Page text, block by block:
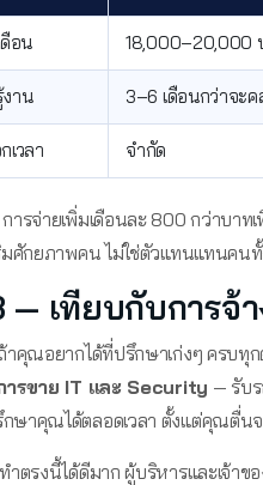
อน 18,000–20,000
งาน 3–6 เดือนกว่าจะค
เวลา จำกัด
ารจ่ายเพิ่มเดือนละ 800 กว่าบา
มศักยภาพคน ไม่ใช่ตัวแทนแทนคนทั้
— เทียบกับการจ้
าคุณอยากได้ที่ปรึกษาเก่งๆ ครบทุ
ารขาย IT และ Security — รับ
กษาคุณได้ตลอดเวลา ตั้งแต่คุณตื่
ำตรงนี้ได้ดีมาก ผู้บริหารและเจ้า